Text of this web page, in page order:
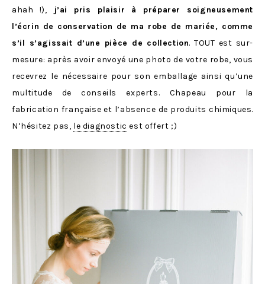
ahah !), j’ai pris plaisir à préparer soigneusement
l’écrin de conservation de ma robe de mariée, comme
s’il s’agissait d’une pièce de collection. TOUT est sur-
mesure: après avoir envoyé une photo de votre robe, vous
recevrez le nécessaire pour son emballage ainsi qu’une
multitude de conseils experts. Chapeau pour la
fabrication française et l’absence de produits chimiques.
N’hésitez pas, le diagnostic est offert ;)